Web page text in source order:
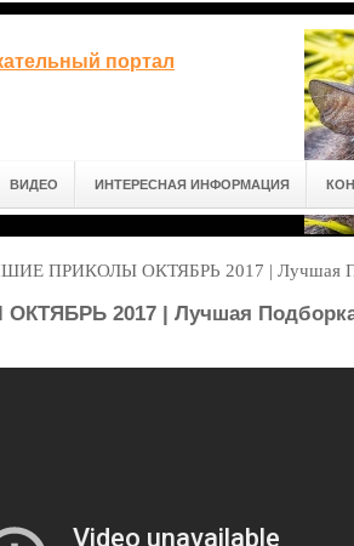
портал
ВИДЕО ИНТЕРЕСНАЯ ИНФОРМАЦИЯ
ПРИКОЛЫ ОКТЯБРЬ 2017 | Лучшая
2017 | Лучшая Подборка